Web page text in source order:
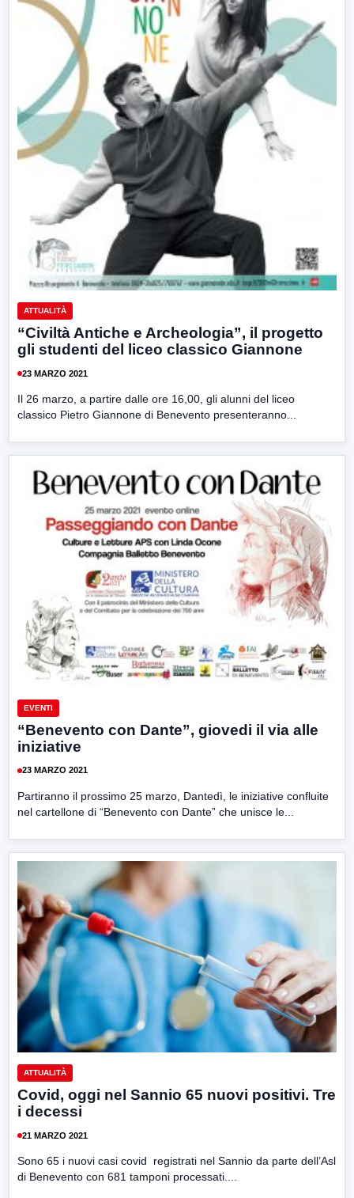
ATTUALITÀ
“Civiltà Antiche e Archeologia”, il progetto
gli studenti del liceo classico Giannone
23 MARZO 2021
Il 26 marzo, a partire dalle ore 16,00, gli alunni del liceo
classico Pietro Giannone di Benevento presenteranno...
EVENTI
“Benevento con Dante”, giovedi il via alle
iniziative
23 MARZO 2021
Partiranno il prossimo 25 marzo, Dantedì, le iniziative confluite
nel cartellone di “Benevento con Dante” che unisce le...
ATTUALITÀ
Covid, oggi nel Sannio 65 nuovi positivi. Tre
i decessi
21 MARZO 2021
Sono 65 i nuovi casi covid registrati nel Sannio da parte dell’Asl
di Benevento con 681 tamponi processati....